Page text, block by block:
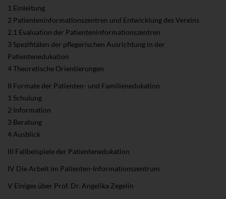
1 Einleitung
2 Patienteninformationszentren und Entwicklung des Vereins
2.1 Evaluation der Patienteninformationszentren
3 Spezifitäten der pflegerischen Ausrichtung in der
Patientenedukation
4 Theoretische Orientierungen
II Formate der Patienten- und Familienedukation
1 Schulung
2 Information
3 Beratung
4 Ausblick
III Fallbeispiele der Patientenedukation
IV Die Arbeit im Patienten-Informationszentrum
V Einiges über Prof. Dr. Angelika Zegelin